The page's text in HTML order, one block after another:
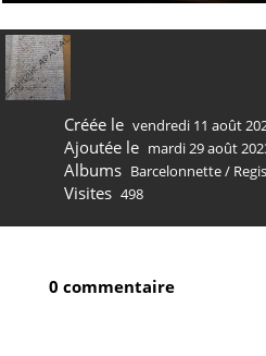
Créée le vendredi 11 août
Ajoutée le mardi 29 août
Albums Barcelonnette/
Visites 498
0 commentaire